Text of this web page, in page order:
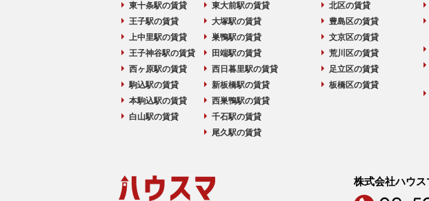
東十条駅の賃貸
王子駅の賃貸
上中里駅の賃貸
王子神谷駅の賃貸
西ヶ原駅の賃貸
駒込駅の賃貸
本駒込駅の賃貸
白山駅の賃貸
東大前駅の賃貸
大塚駅の賃貸
巣鴨駅の賃貸
田端駅の賃貸
西日暮里駅の賃貸
新板橋駅の賃貸
西巣鴨駅の賃貸
千石駅の賃貸
尾久駅の賃貸
北区の賃貸
豊島区の賃貸
文京区の賃貸
荒川区の賃貸
足立区の賃貸
板橋区の賃貸
株式会社ハウ